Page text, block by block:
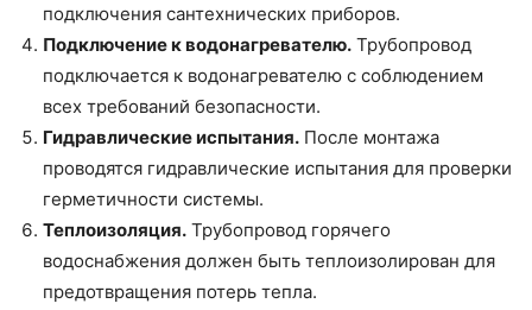
подключения сантехнических приборов.
Подключение к водонагревателю. Трубопровод
подключается к водонагревателю с соблюдением
всех требований безопасности.
Гидравлические испытания. После монтажа
проводятся гидравлические испытания для проверки
герметичности системы.
Теплоизоляция. Трубопровод горячего
водоснабжения должен быть теплоизолирован для
предотвращения потерь тепла.